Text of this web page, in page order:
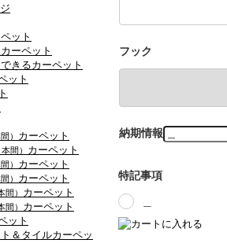
ット
ーペット
きるカーペット
ット
） カーペット
間） カーペット
） カーペット
） カーペット
間） カーペット
間） カーペット
ット
＆タイルカーペッ
フック
納期情報
特記事項